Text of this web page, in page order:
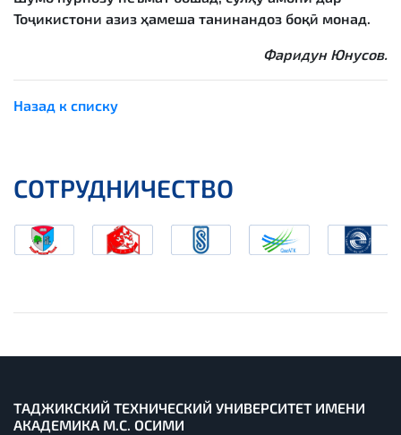
Тоҷикистони азиз ҳамеша танинандоз боқӣ монад.
Фаридун Юнусов.
Назад к списку
СОТРУДНИЧЕСТВО
ТАДЖИКСКИЙ ТЕХНИЧЕСКИЙ УНИВЕРСИТЕТ ИМЕНИ
АКАДЕМИКА М.С. ОСИМИ